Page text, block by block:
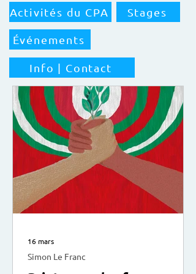
Activités du CPA Stages
Événements
Info | Contact
Simon Le Franc
16 mars